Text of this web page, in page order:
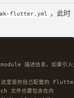
flutter.yml
，此时
描述信息，如果引
里是你自己配置的
文件也要包含在内